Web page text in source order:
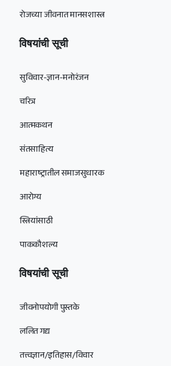
रोजच्या जीवनात मानसशास्त्र
विषयांची सूची
सुविचार-ज्ञान-मनोरंजन
चरित्र
आत्मकथन
संतसाहित्य
महाराष्ट्रातील समाजसुधारक
आरोग्य
स्त्रियांसाठी
पाककौशल्य
विषयांची सूची
जीवनोपयोगी पुस्तके
ललित गद्य
तत्त्वज्ञान/इतिहास/विचार